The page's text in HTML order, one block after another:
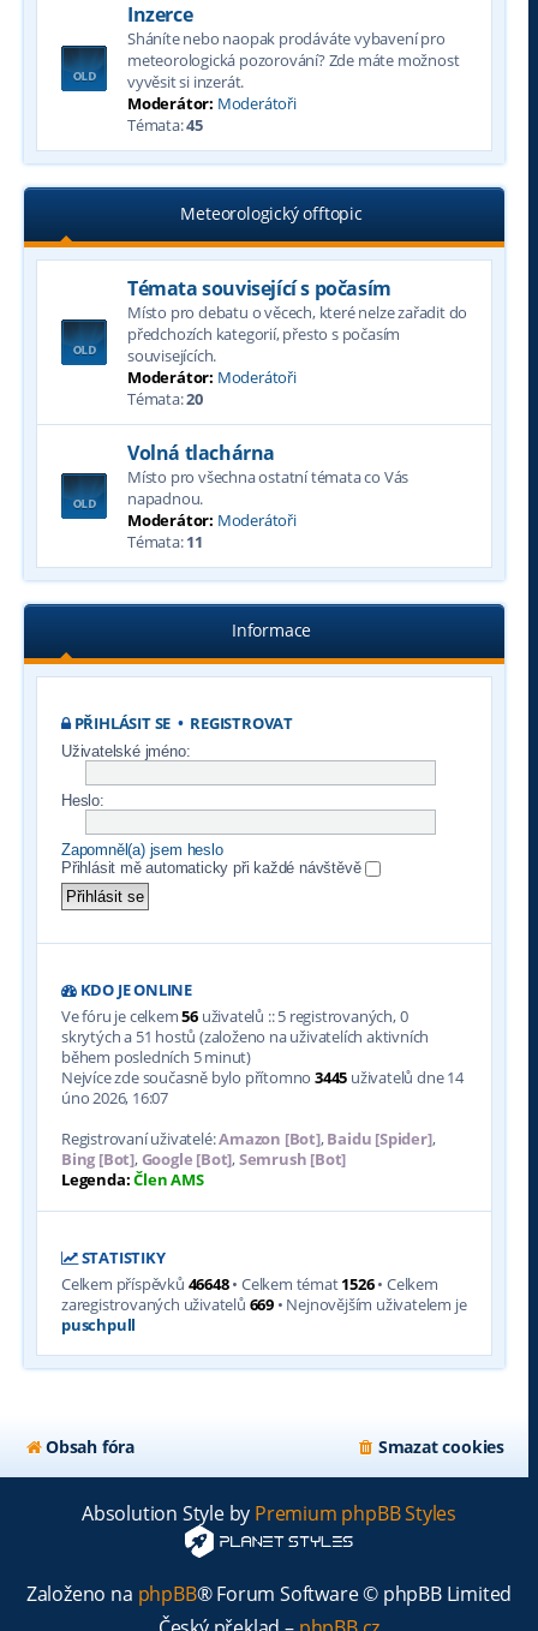
Inzerce
Sháníte nebo naopak prodáváte vybavení pro
meteorologická pozorování? Zde máte možnost
vyvěsit si inzerát.
Moderátor: Moderátoři
Témata:45
Meteorologický offtopic
Témata související s počasím
Místo pro debatu o věcech, které nelze zařadit do
předchozích kategorií, přesto s počasím
souvisejících.
Moderátor: Moderátoři
Témata:20
Volná tlachárna
Místo pro všechna ostatní témata co Vás
napadnou.
Moderátor: Moderátoři
Témata:11
Informace
PŘIHLÁSIT SE • REGISTROVAT
Uživatelské jméno:
Heslo:
Zapomněl(a) jsem heslo
Přihlásit mě automaticky při každé návštěvě
KDO JE ONLINE
Ve fóru je celkem56 uživatelů :: 5 registrovaných, 0
skrytých a 51 hostů (založeno na uživatelích aktivních
během posledních 5 minut)
Nejvíce zde současně bylo přítomno 3445 uživatelů dne 14
úno 2026, 16:07
Registrovaní uživatelé:Amazon [Bot],Baidu [Spider],
Bing [Bot],Google [Bot],Semrush [Bot]
Legenda:Člen AMS
STATISTIKY
Celkem příspěvků 46648• Celkem témat1526• Celkem
zaregistrovaných uživatelů 669 • Nejnovějším uživatelem je
puschpull
Obsah fóra Smazat cookies
Absolution Style by Premium phpBB Styles
Založeno na phpBB® Forum Software © phpBB Limited